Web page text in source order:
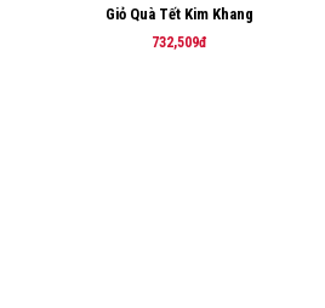
Giỏ Quà Tết Kim Khang
732,509đ